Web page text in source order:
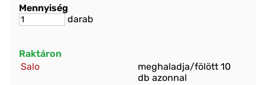
Mennyiség
darab
Raktáron
Salo
meghaladja/fölött 10
db azonnal